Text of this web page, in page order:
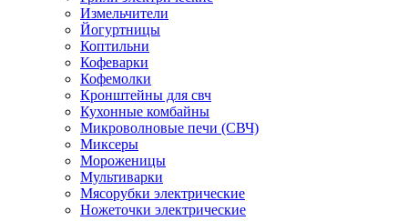
Измельчители
Йогуртницы
Коптильни
Кофеварки
Кофемолки
Кронштейны для свч
Кухонные комбайны
Микроволновые печи (СВЧ)
Миксеры
Мороженицы
Мультиварки
Мясорубки электрические
Ножеточки электрические